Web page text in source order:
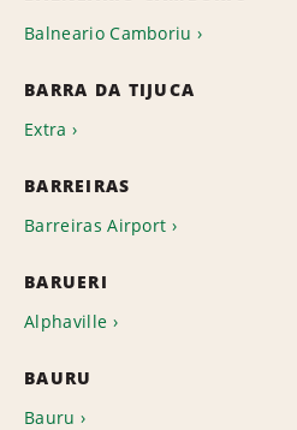
Balneario Camboriu
BARRA DA TIJUCA
Extra
BARREIRAS
Barreiras Airport
BARUERI
Alphaville
BAURU
Bauru